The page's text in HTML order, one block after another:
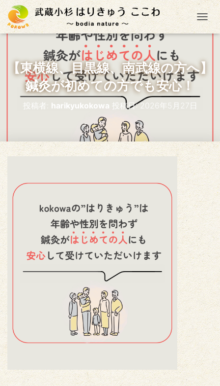
ナ
【東横線、目黒線、南武線の方へ】
鍼灸が初めての方でも安心！
投稿者: harikyukokowa 投稿日:2026年5月27日